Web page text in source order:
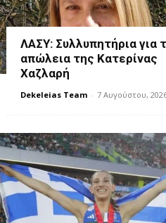
ΛΑΣΥ: Συλλυπητήρια για
απώλεια της Κατερίνας
Χαζλαρή
Dekeleias Team - 7 Αυγούστου,